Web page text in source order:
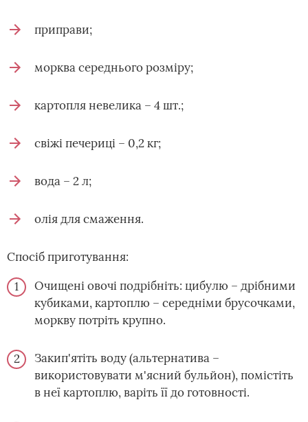
приправи;
морква середнього розміру;
картопля невелика – 4 шт.;
свіжі печериці – 0,2 кг;
вода – 2 л;
олія для смаження.
Спосіб приготування:
Очищені овочі подрібніть: цибулю – дрібними
кубиками, картоплю – середніми брусочками,
моркву потріть крупно.
Закип'ятіть воду (альтернатива –
використовувати м'ясний бульйон), помістіть
в неї картоплю, варіть її до готовності.